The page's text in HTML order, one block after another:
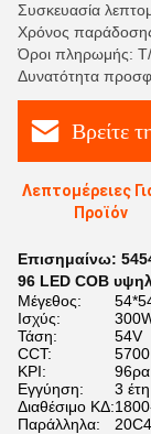
Συσκευασία
Χρόνος
Όροι πληρωμής:
Δυνατότητα
Βρείτε
Λεπτομέρειες
Προϊόν
Επισημαίνω:
96 LED COB
Μέγεθος:
Ισχύς:
Τάση:
54V
CCT:
5700
ΚΡΙ:
96ρα
Εγγύηση:
3 έτη
Διαθέσιμο ΚΔ:
Παράλληλα: